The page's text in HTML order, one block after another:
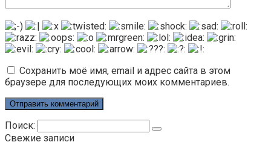
Сохранить моё имя, email и адрес сайта в этом
браузере для последующих моих комментариев.
Поиск:
Свежие записи